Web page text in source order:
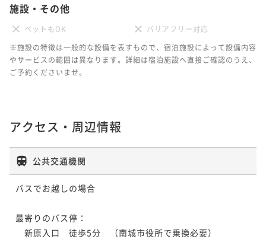
施設・その他
ペットもOK
バリアフリー対応
※施設の特徴は一般的な設備を表すもので、宿泊施設によって設備内容
やサービスの範囲は異なります。詳細は宿泊施設へ直接ご確認のうえ、
ご予約くださいませ。
アクセス・周辺情報
公共交通機関
バスでお越しの場合
最寄りのバス停：
新原入口　徒歩5分　（南城市役所で乗換必要）